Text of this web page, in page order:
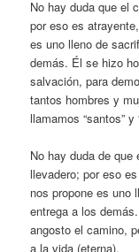
No hay duda que el
por eso es
es uno lleno de
demás. Él se hizo
salvación, para
tantos hombres y
llamamos “santos” y
No hay duda de
llevadero; por eso
nos propone es uno
entrega a los
angosto el camino,
a la vida (eterna).